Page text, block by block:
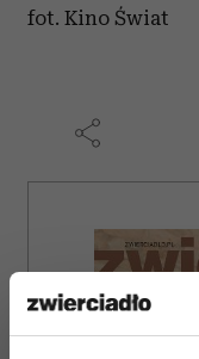
fot. Kino Świat